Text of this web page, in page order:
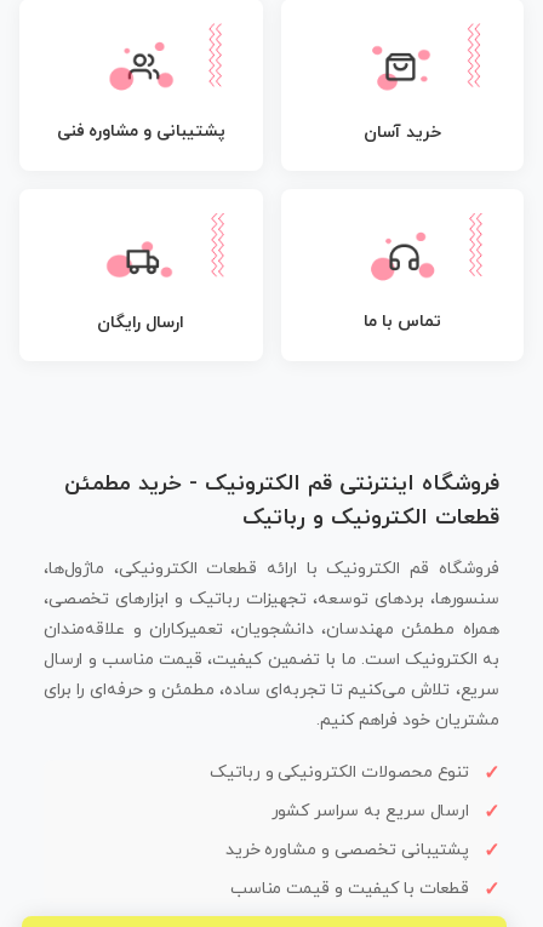
خرید آسان پشتیبانی و مشاوره فنی
تماس با ما ارسال رایگان
فروشگاه اینترنتی قم الکترونیک - خرید مطمئن
قطعات الکترونیک و رباتیک
فروشگاه قم الکترونیک با ارائه قطعات الکترونیکی، ماژول‌ها،
سنسورها، بردهای توسعه، تجهیزات رباتیک و ابزارهای تخصصی،
همراه مطمئن مهندسان، دانشجویان، تعمیرکاران و علاقه‌مندان
به الکترونیک است. ما با تضمین کیفیت، قیمت مناسب و ارسال
سریع، تلاش می‌کنیم تا تجربه‌ای ساده، مطمئن و حرفه‌ای را برای
مشتریان خود فراهم کنیم.
تنوع محصولات الکترونیکی و رباتیک
ارسال سریع به سراسر کشور
پشتیبانی تخصصی و مشاوره خرید
قطعات با کیفیت و قیمت مناسب